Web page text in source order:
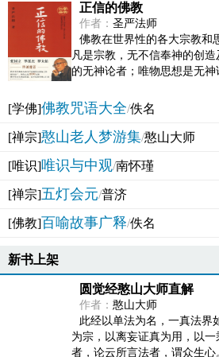
正信的佛教
作者： 圣严法师
佛教在世界性的各大宗教和
凡是宗教，无不信奉神的创
的无神论者；唯物思想是无
[学佛]佛教咒语大全/佚名
[禅宗]憨山老人梦游集/憨山大师
[唯识]唯识与中观/南怀瑾
[禅宗]五灯会元/普济
[佛教]百喻故事广释/佚名
新书上架
圆觉经憨山大师直解
作者： 憨山大师
此经以单法为名，一真法界
为宗，以离妄证真为用，以
者，论云所言法者，谓众生